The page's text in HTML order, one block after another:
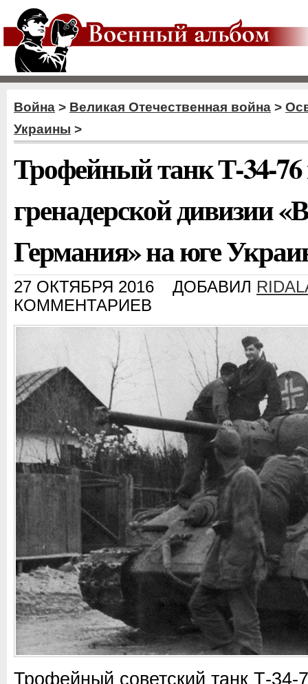
Война > Великая Отечественная война >
Украины >
Трофейный танк Т-34-
гренадерской дивизии
Германия» на юге
27 ОКТЯБРЯ 2016 ДОБАВИЛ
КОММЕНТАРИЕВ
Трофейный советский танк Т-34-